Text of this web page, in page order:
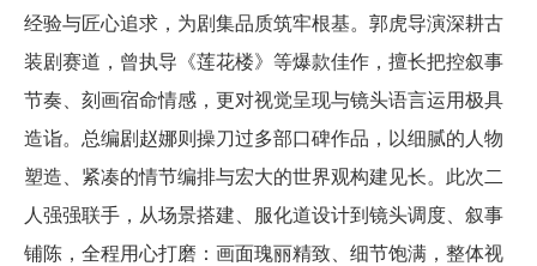
经验与匠心追求，为剧集品质筑牢根基。郭虎导演深耕古
装剧赛道，曾执导《莲花楼》等爆款佳作，擅长把控叙事
节奏、刻画宿命情感，更对视觉呈现与镜头语言运用极具
造诣。总编剧赵娜则操刀过多部口碑作品，以细腻的人物
塑造、紧凑的情节编排与宏大的世界观构建见长。此次二
人强强联手，从场景搭建、服化道设计到镜头调度、叙事
铺陈，全程用心打磨：画面瑰丽精致、细节饱满，整体视